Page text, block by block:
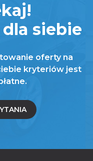
siebie
oferty na
kryteriów jest